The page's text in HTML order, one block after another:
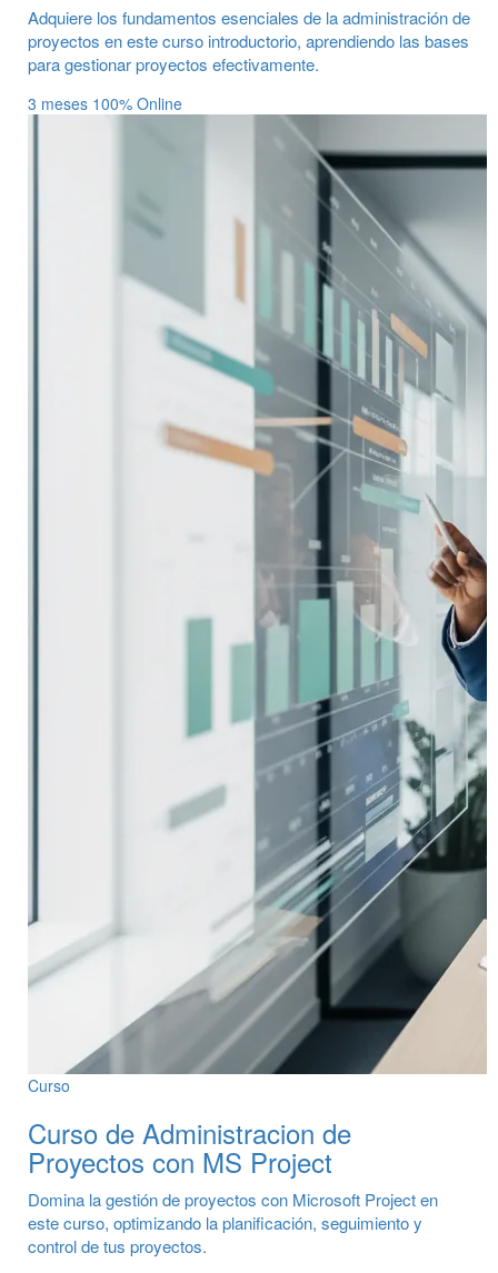
Adquiere los fundamentos esenciales de la administración de
proyectos en este curso introductorio, aprendiendo las bases
para gestionar proyectos efectivamente.
3 meses 100% Online
Curso
Curso de Administracion de
Proyectos con MS Project
Domina la gestión de proyectos con Microsoft Project en
este curso, optimizando la planificación, seguimiento y
control de tus proyectos.